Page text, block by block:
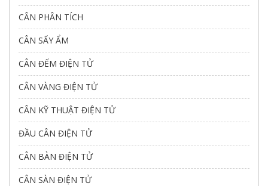
CÂN PHÂN TÍCH
CÂN SẤY ẨM
CÂN ĐẾM ĐIỆN TỬ
CÂN VÀNG ĐIỆN TỬ
CÂN KỸ THUẬT ĐIỆN TỬ
ĐẦU CÂN ĐIỆN TỬ
CÂN BÀN ĐIỆN TỬ
CÂN SÀN ĐIỆN TỬ